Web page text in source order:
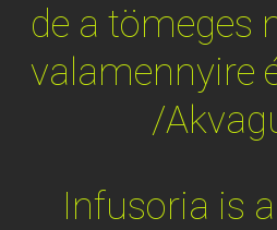
de a tömeges
valamennyire
/
Infusoria is